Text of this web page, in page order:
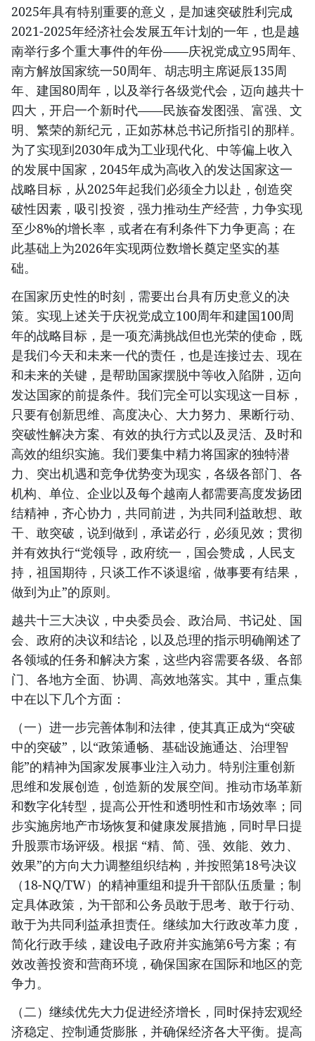
2025年具有特别重要的意义，是加速突破胜利完成
2021-2025年经济社会发展五年计划的一年，也是越
南举行多个重大事件的年份——庆祝党成立95周年、
南方解放国家统一50周年、胡志明主席诞辰135周
年、建国80周年，以及举行各级党代会，迈向越共十
四大，开启一个新时代——民族奋发图强、富强、文
明、繁荣的新纪元，正如苏林总书记所指引的那样。
为了实现到2030年成为工业现代化、中等偏上收入
的发展中国家，2045年成为高收入的发达国家这一
战略目标，从2025年起我们必须全力以赴，创造突
破性因素，吸引投资，强力推动生产经营，力争实现
至少8%的增长率，或者在有利条件下力争更高；在
此基础上为2026年实现两位数增长奠定坚实的基
础。
在国家历史性的时刻，需要出台具有历史意义的决
策。实现上述关于庆祝党成立100周年和建国100周
年的战略目标，是一项充满挑战但也光荣的使命，既
是我们今天和未来一代的责任，也是连接过去、现在
和未来的关键，是帮助国家摆脱中等收入陷阱，迈向
发达国家的前提条件。我们完全可以实现这一目标，
只要有创新思维、高度决心、大力努力、果断行动、
突破性解决方案、有效的执行方式以及灵活、及时和
高效的组织实施。我们要集中精力将国家的独特潜
力、突出机遇和竞争优势变为现实，各级各部门、各
机构、单位、企业以及每个越南人都需要高度发扬团
结精神，齐心协力，共同前进，为共同利益敢想、敢
干、敢突破，说到做到，承诺必行，必须见效；贯彻
并有效执行“党领导，政府统一，国会赞成，人民支
持，祖国期待，只谈工作不谈退缩，做事要有结果，
做到为止”的原则。
越共十三大决议，中央委员会、政治局、书记处、国
会、政府的决议和结论，以及总理的指示明确阐述了
各领域的任务和解决方案，这些内容需要各级、各部
门、各地方全面、协调、高效地落实。其中，重点集
中在以下几个方面：
（一）进一步完善体制和法律，使其真正成为“突破
中的突破”，以“政策通畅、基础设施通达、治理智
能”的精神为国家发展事业注入动力。特别注重创新
思维和发展创造，创造新的发展空间。推动市场革新
和数字化转型，提高公开性和透明性和市场效率；同
步实施房地产市场恢复和健康发展措施，同时早日提
升股票市场评级。根据 “精、简、强、效能、效力、
效果”的方向大力调整组织结构，并按照第18号决议
（18-NQ/TW）的精神重组和提升干部队伍质量；制
定具体政策，为干部和公务员敢于思考、敢于行动、
敢于为共同利益承担责任。继续加大行政改革力度，
简化行政手续，建设电子政府并实施第6号方案；有
效改善投资和营商环境，确保国家在国际和地区的竞
争力。
（二）继续优先大力促进经济增长，同时保持宏观经
济稳定、控制通货膨胀，并确保经济各大平衡。提高